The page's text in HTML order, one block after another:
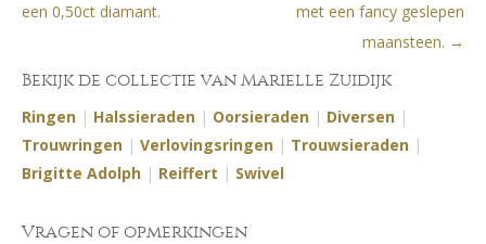
een 0,50ct diamant.
met een fancy geslepen
maansteen. →
Bekijk de collectie van Marielle Zuidijk
Ringen | Halssieraden | Oorsieraden | Diversen |
Trouwringen | Verlovingsringen | Trouwsieraden |
Brigitte Adolph | Reiffert | Swivel
Vragen of opmerkingen